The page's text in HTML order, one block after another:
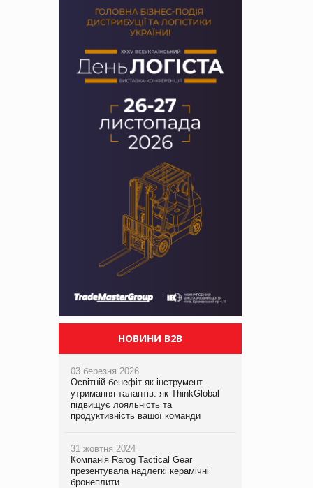
НОВИНИ B2B
03 березня 2026
Освітній бенефіт як інструмент
утримання талантів: як ThinkGlobal
підвищує лояльність та
продуктивність вашої команди
31 жовтня 2024
Компанія Rarog Tactical Gear
презентувала надлегкі керамічні
бронеплити